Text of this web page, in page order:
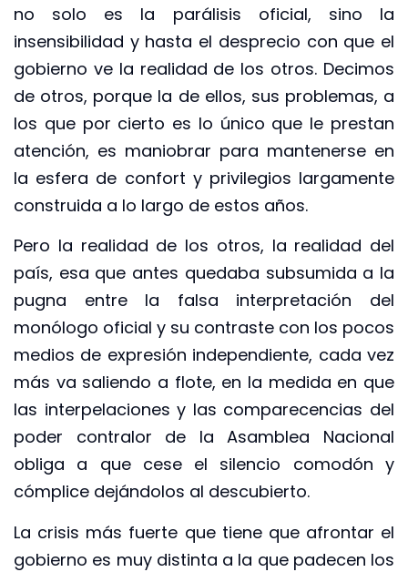
no solo es la parálisis oficial, sino la
insensibilidad y hasta el desprecio con que el
gobierno ve la realidad de los otros. Decimos
de otros, porque la de ellos, sus problemas, a
los que por cierto es lo único que le prestan
atención, es maniobrar para mantenerse en
la esfera de confort y privilegios largamente
construida a lo largo de estos años.
Pero la realidad de los otros, la realidad del
país, esa que antes quedaba subsumida a la
pugna entre la falsa interpretación del
monólogo oficial y su contraste con los pocos
medios de expresión independiente, cada vez
más va saliendo a flote, en la medida en que
las interpelaciones y las comparecencias del
poder contralor de la Asamblea Nacional
obliga a que cese el silencio comodón y
cómplice dejándolos al descubierto.
La crisis más fuerte que tiene que afrontar el
gobierno es muy distinta a la que padecen los